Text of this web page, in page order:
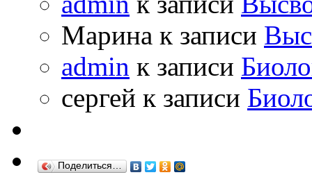
Марина к записи
admin к записи
сергей к записи
Поделиться…